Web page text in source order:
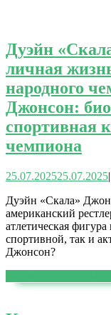
Дуэйн
личная
народного
Джонсон:
спортивная
чемпиона
25.07.202525.07.2025|
Дуэйн «Скала»
американский
атлетическая
спортивной, так и
Джонсон?